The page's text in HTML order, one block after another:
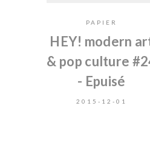
PAPIER
HEY! modern
& pop culture
- Epuisé
2015-12-01